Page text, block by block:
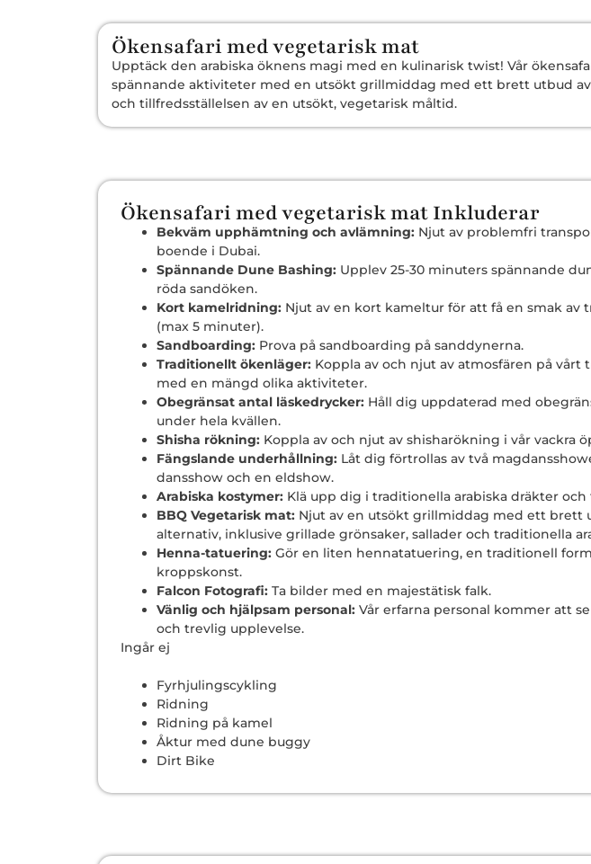
Ökensafari med vegetarisk mat
Upptäck den arabiska öknens magi med en kulinarisk twist! Vår
spännande aktiviteter med en utsökt grillmiddag med ett brett utbud
och tillfredsställelsen av en utsökt, vegetarisk måltid.
Ökensafari med vegetarisk mat Inkluderar
Bekväm upphämtning och avlämning: Njut av problemfri
boende i Dubai.
Spännande Dune Bashing: Upplev 25-30 minuters spännande
röda sandöken.
Kort kamelridning: Njut av en kort kameltur för att få en smak av
(max 5 minuter).
Sandboarding: Prova på sandboarding på sanddynerna.
Traditionellt ökenläger: Koppla av och njut av atmosfären på vårt
med en mängd olika aktiviteter.
Obegränsat antal läskedrycker: Håll dig uppdaterad med
under hela kvällen.
Shisha rökning: Koppla av och njut av shisharökning i vår vackra
Fängslande underhållning: Låt dig förtrollas av två
dansshow och en eldshow.
Arabiska kostymer: Klä upp dig i traditionella arabiska dräkter
BBQ Vegetarisk mat: Njut av en utsökt grillmiddag med ett brett
alternativ, inklusive grillade grönsaker, sallader och traditionella
Henna-tatuering: Gör en liten hennatatuering, en traditionell
kroppskonst.
Falcon Fotografi: Ta bilder med en majestätisk falk.
Vänlig och hjälpsam personal: Vår erfarna personal kommer att
och trevlig upplevelse.
Ingår ej
Fyrhjulingscykling
Ridning
Ridning på kamel
Åktur med dune buggy
Dirt Bike